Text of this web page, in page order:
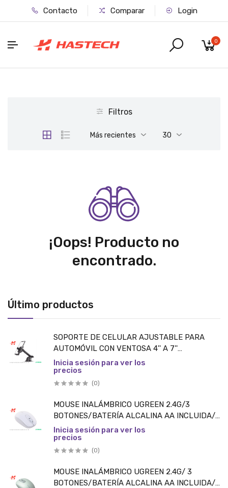
Contacto Comparar Login
0
Último productos
SOPORTE DE CELULAR AJUSTABLE PARA
AUTOMÓVIL CON VENTOSA 4'' A 7''
/NEGRO/UGREEN PIEZA
Inicia sesión para ver los
precios
(0)
MOUSE INALÁMBRICO UGREEN 2.4G/3
BOTONES/BATERÍA ALCALINA AA INCLUIDA/
DUSTY BLUE PIEZA
Inicia sesión para ver los
precios
(0)
MOUSE INALÁMBRICO UGREEN 2.4G/ 3
BOTONES/BATERÍA ALCALINA AA INCLUIDA/
Filtros
Más recientes 30
¡Oops! Producto no
encontrado.